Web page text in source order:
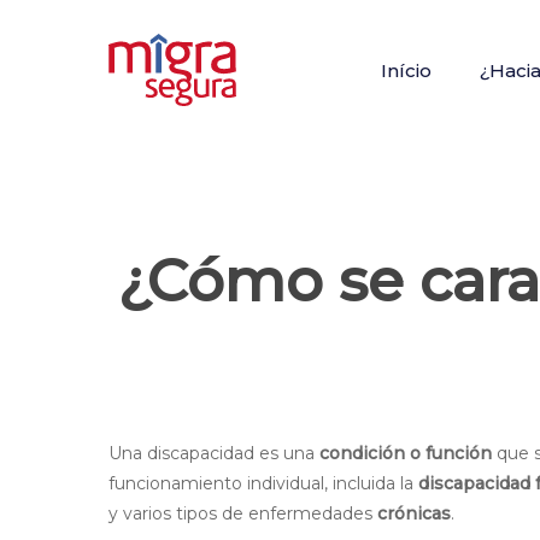
Hit enter to search or ESC to close
Início
¿Cómo se
Una discapacidad es una condición o función que
funcionamiento individual, incluida la discapacidad
y varios tipos de enfermedades crónicas.